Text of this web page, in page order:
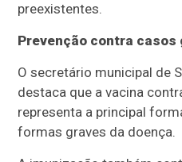
preexistentes.
Prevenção contra casos
O secretário municipal de
destaca que a vacina
representa a principal
formas graves da doença.